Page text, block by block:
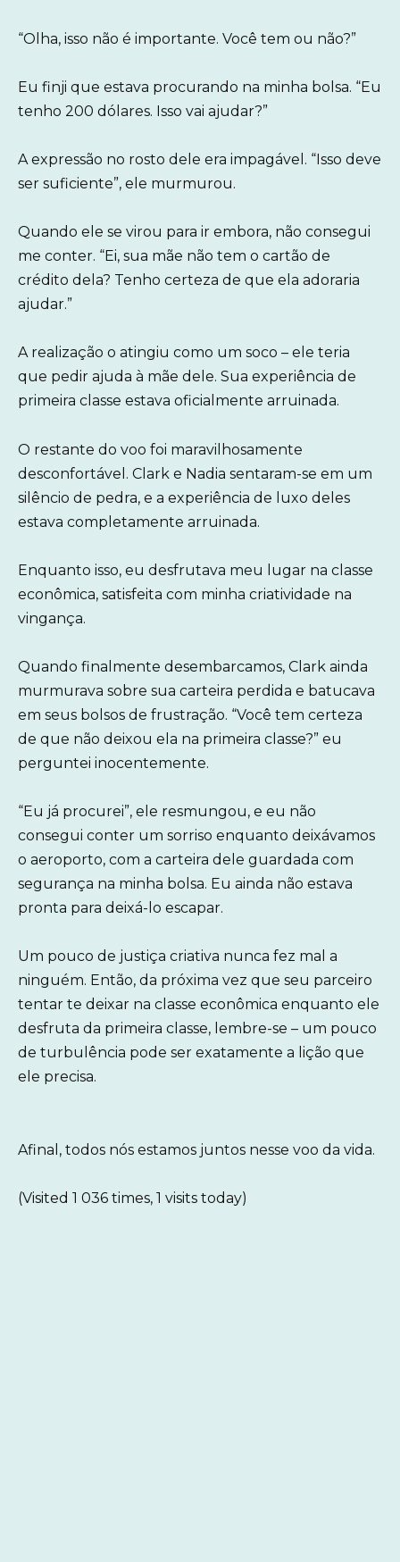
“Olha, isso não é importante. Você tem ou não?”
Eu finji que estava procurando na minha bolsa. “Eu
tenho 200 dólares. Isso vai ajudar?”
A expressão no rosto dele era impagável. “Isso deve
ser suficiente”, ele murmurou.
Quando ele se virou para ir embora, não consegui
me conter. “Ei, sua mãe não tem o cartão de
crédito dela? Tenho certeza de que ela adoraria
ajudar.”
A realização o atingiu como um soco – ele teria
que pedir ajuda à mãe dele. Sua experiência de
primeira classe estava oficialmente arruinada.
O restante do voo foi maravilhosamente
desconfortável. Clark e Nadia sentaram-se em um
silêncio de pedra, e a experiência de luxo deles
estava completamente arruinada.
Enquanto isso, eu desfrutava meu lugar na classe
econômica, satisfeita com minha criatividade na
vingança.
Quando finalmente desembarcamos, Clark ainda
murmurava sobre sua carteira perdida e batucava
em seus bolsos de frustração. “Você tem certeza
de que não deixou ela na primeira classe?” eu
perguntei inocentemente.
“Eu já procurei”, ele resmungou, e eu não
consegui conter um sorriso enquanto deixávamos
o aeroporto, com a carteira dele guardada com
segurança na minha bolsa. Eu ainda não estava
pronta para deixá-lo escapar.
Um pouco de justiça criativa nunca fez mal a
ninguém. Então, da próxima vez que seu parceiro
tentar te deixar na classe econômica enquanto ele
desfruta da primeira classe, lembre-se – um pouco
de turbulência pode ser exatamente a lição que
ele precisa.
Afinal, todos nós estamos juntos nesse voo da vida.
(Visited 1 036 times, 1 visits today)